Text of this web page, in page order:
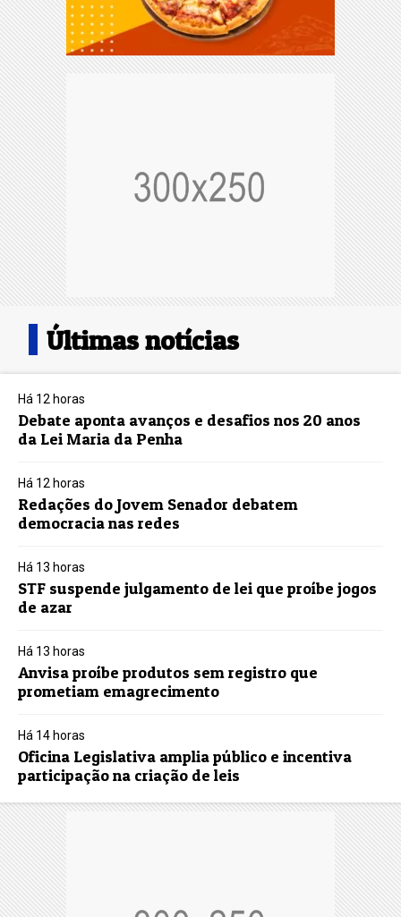
Últimas notícias
Há 12 horas
Debate aponta avanços e desafios nos 20 anos
da Lei Maria da Penha
Há 12 horas
Redações do Jovem Senador debatem
democracia nas redes
Há 13 horas
STF suspende julgamento de lei que proíbe jogos
de azar
Há 13 horas
Anvisa proíbe produtos sem registro que
prometiam emagrecimento
Há 14 horas
Oficina Legislativa amplia público e incentiva
participação na criação de leis